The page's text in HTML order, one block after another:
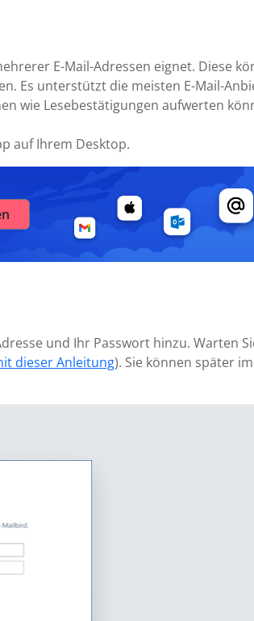
E-Mail-Adressen eignet. Diese
Es unterstützt die meisten E-Mail-
wie Lesebestätigungen aufwerten
auf Ihrem Desktop.
und Ihr Passwort hinzu. Warten
dieser Anleitung). Sie können später